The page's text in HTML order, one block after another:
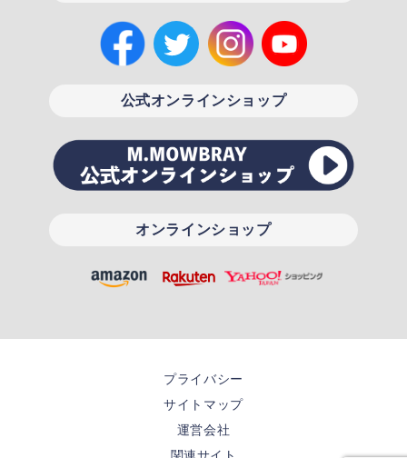
公式オンラインショップ
オンラインショップ
プライバシー
サイトマップ
運営会社